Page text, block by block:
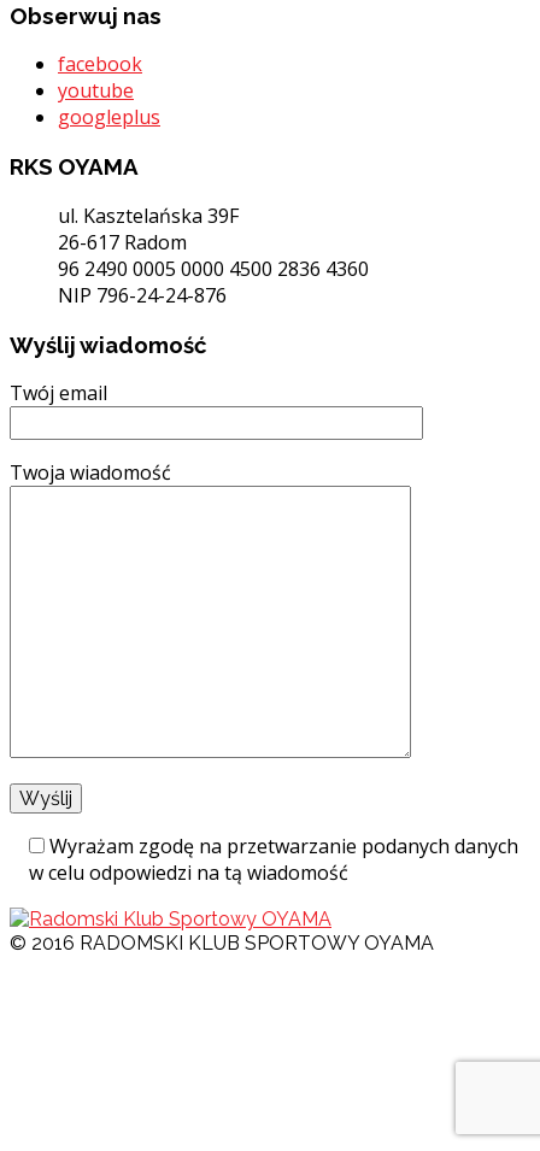
Obserwuj nas
facebook
youtube
googleplus
RKS OYAMA
ul. Kasztelańska 39F
26-617 Radom
96 2490 0005 0000 4500 2836 4360
NIP 796-24-24-876
Wyślij wiadomość
Twój email
Twoja wiadomość
Wyrażam zgodę na przetwarzanie podanych danych
w celu odpowiedzi na tą wiadomość
© 2016 RADOMSKI KLUB SPORTOWY OYAMA